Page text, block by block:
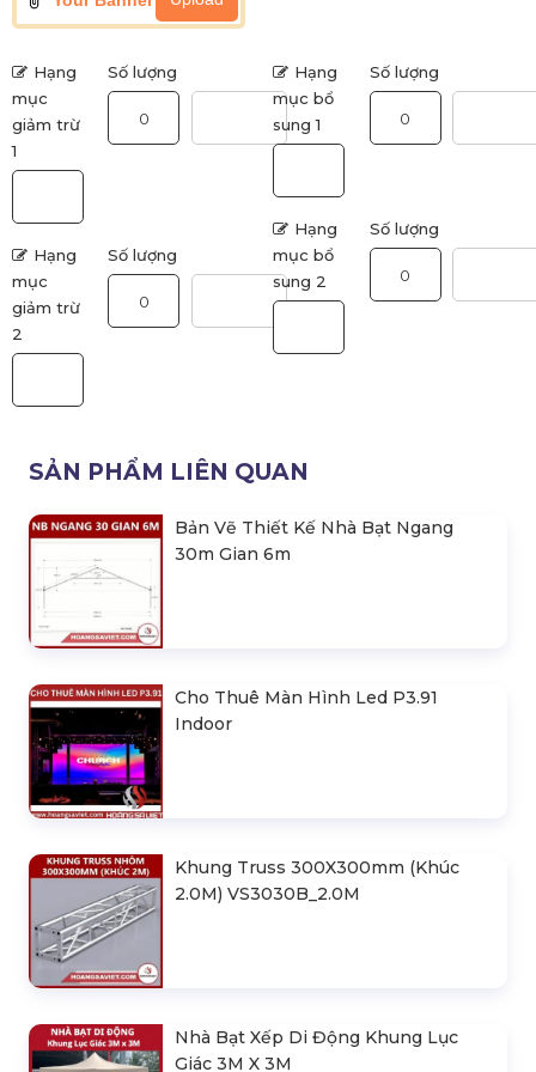
Hạng
mục
giảm trừ
1
Số lượng
Hạng
mục
giảm trừ
2
Số lượng
Hạng
mục bổ
sung 1
Số lượng
Hạng
mục bổ
sung 2
Số lượng
SẢN PHẨM LIÊN QUAN
Bản Vẽ Thiết Kế Nhà Bạt Ngang
30m Gian 6m
Cho Thuê Màn Hình Led P3.91
Indoor
Khung Truss 300X300mm (Khúc
2.0M) VS3030B_2.0M
Nhà Bạt Xếp Di Động Khung Lục
Giác 3M X 3M